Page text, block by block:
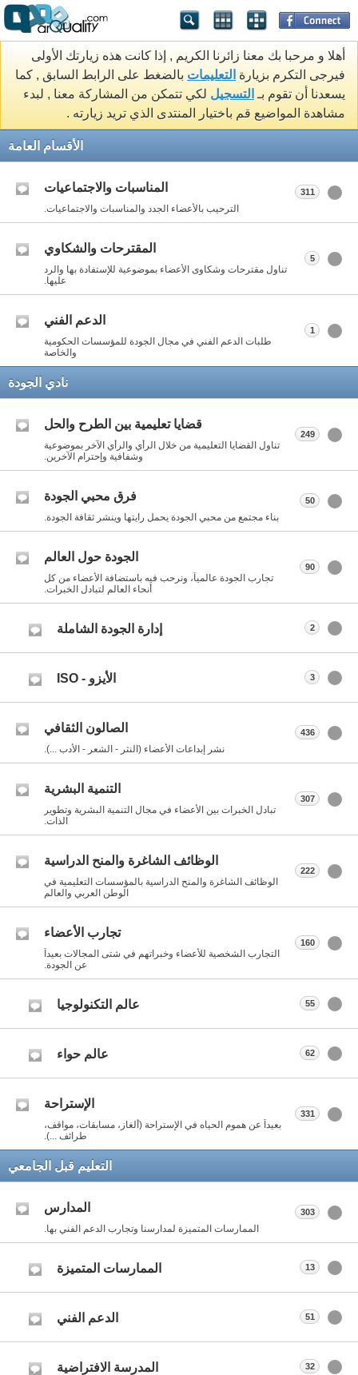
أهلا و مرحبا بك معنا زائرنا الكريم , إذا كانت هذه زيارتك الأولى
فيرجى التكرم بزيارة التعليمات بالضغط على الرابط السابق , كما
يسعدنا أن تقوم بـ التسجيل لكي تتمكن من المشاركة معنا , لبدء
مشاهدة المواضيع قم باختيار المنتدى الذي تريد زيارته .
الأقسام العامة
المناسبات والاجتماعيات
الترحيب بالأعضاء الجدد والمناسبات والاجتماعيات.
311
المقترحات والشكاوي
تناول مقترحات وشكاوى الأعضاء بموضوعية للإستفادة بها والرد
عليها.
5
الدعم الفني
طلبات الدعم الفني في مجال الجودة للمؤسسات الحكومية
والخاصة
1
نادي الجودة
قضايا تعليمية بين الطرح والحل
تناول القضايا التعليمية من خلال الرأي والرأي الآخر بموضوعية
وشفافية وإحترام الآخرين.
249
فرق محبي الجودة
بناء مجتمع من محبي الجودة يحمل رايتها وينشر ثقافة الجودة.
50
الجودة حول العالم
تجارب الجودة عالمياً، ونرحب فيه باستضافة الأعضاء من كل
أنحاء العالم لتبادل الخبرات.
90
إدارة الجودة الشاملة 2
الأيزو - ISO 3
الصالون الثقافي
نشر إبداعات الأعضاء (النثر - الشعر - الأدب ...).
436
التنمية البشرية
تبادل الخبرات بين الأعضاء في مجال التنمية البشرية وتطوير
الذات.
307
الوظائف الشاغرة والمنح الدراسية
الوظائف الشاغرة والمنح الدراسية بالمؤسسات التعليمية في
الوطن العربي والعالم
222
تجارب الأعضاء
التجارب الشخصية للأعضاء وخبراتهم في شتى المجالات بعيداً
عن الجودة.
160
عالم التكنولوجيا 55
عالم حواء 62
الإستراحة
بعيداً عن هموم الحياه في الإستراحة (ألغاز، مسابقات، مواقف،
طرائف ...).
331
التعليم قبل الجامعي
المدارس
الممارسات المتميزة لمدارسنا وتجارب الدعم الفني بها.
303
الممارسات المتميزة 13
الدعم الفني 51
المدرسة الافتراضية 32